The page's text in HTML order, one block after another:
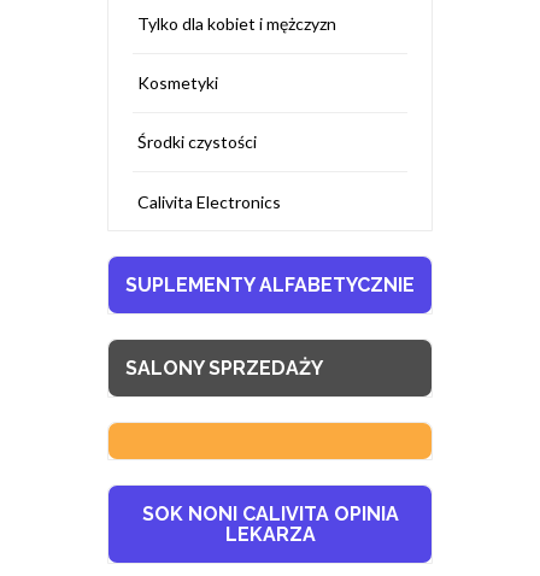
Tylko dla kobiet i mężczyzn
Kosmetyki
Środki czystości
Calivita Electronics
SUPLEMENTY ALFABETYCZNIE
SALONY SPRZEDAŻY
SOK NONI CALIVITA OPINIA
LEKARZA